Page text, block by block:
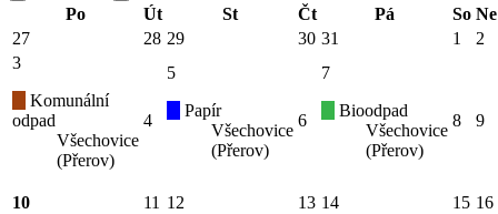
Po
Út St Čt Pá So Ne
27
28 29 30 31 1
2
3
Komunální
odpad
Všechovice
(Přerov)
4
5
Papír
Všechovice
(Přerov)
6
7
Bioodpad
Všechovice
(Přerov)
8 9
10 11 12 13 14 15 16